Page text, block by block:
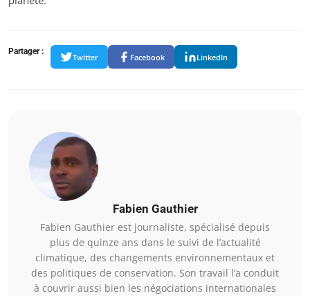
Partager :
Twitter Facebook LinkedIn
Fabien Gauthier
Fabien Gauthier est journaliste, spécialisé depuis
plus de quinze ans dans le suivi de l’actualité
climatique, des changements environnementaux et
des politiques de conservation. Son travail l’a conduit
à couvrir aussi bien les négociations internationales